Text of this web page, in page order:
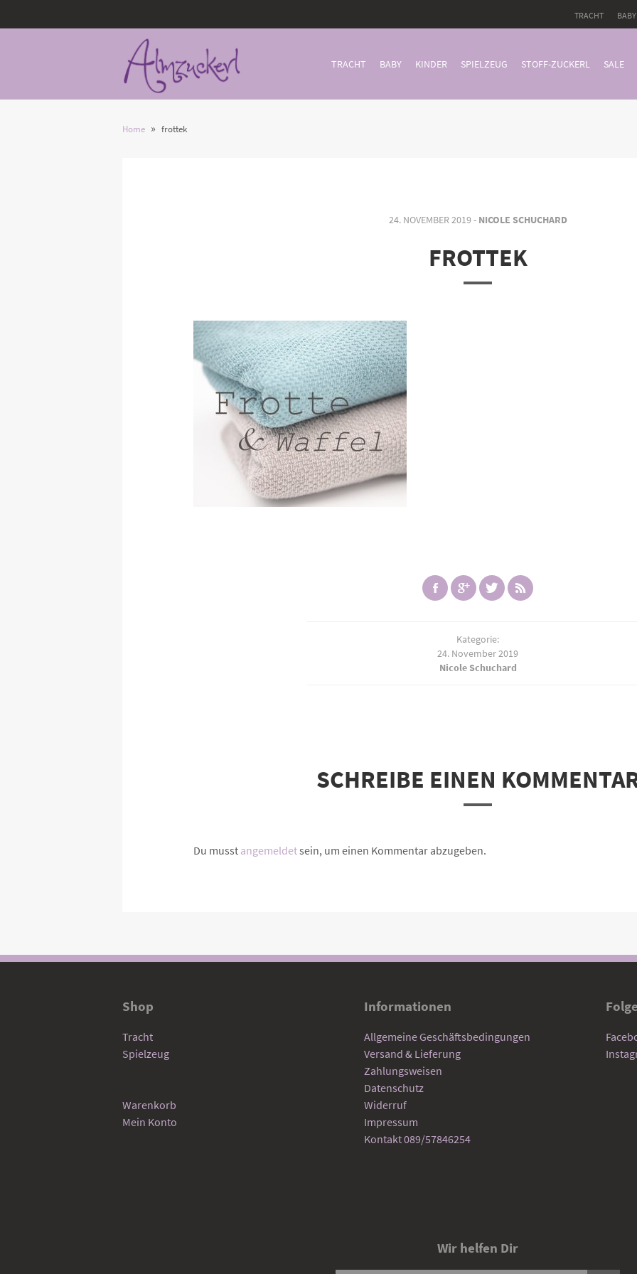
TRACHT BABY
TRACHT BABY KINDER SPIELZEUG STOFF-ZUCKERL SALE
Home » frottek
24. NOVEMBER 2019 - NICOLE SCHUCHARD
FROTTEK
Kategorie:
24. November 2019
Nicole Schuchard
SCHREIBE EINEN
Du musst angemeldetsein, um einen Kommentar abzugeben.
Shop
Tracht
Spielzeug
Warenkorb
Mein Konto
Informationen
Allgemeine Geschäftsbedingungen
Versand & Lieferung
Zahlungsweisen
Datenschutz
Widerruf
Impressum
Kontakt 089/57846254
Wir helfen Dir